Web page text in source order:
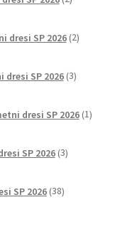
izdelka
dresi SP 2026 2izdelka
SP 2026 3izdelki
dresi SP 2026 1izdelek
SP 2026 3izdelki
SP 2026 38izdelkov